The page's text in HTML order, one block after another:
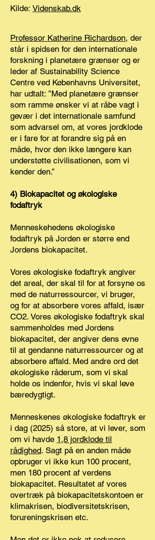
Kilde: Videnskab.dk
Professor Katherine Richardson, der
står i spidsen for den internationale
forskning i planetære grænser og er
leder af Sustainability Science
Centre ved Københavns Universitet,
har udtalt: ”Med planetære grænser
som ramme ønsker vi at råbe vagt i
gevær i det internationale samfund
som advarsel om, at vores jordklode
er i fare for at forandre sig på en
måde, hvor den ikke længere kan
understøtte civilisationen, som vi
kender den.”
4) Biokapacitet og økologiske
fodaftryk
Menneskehedens økologiske
fodaftryk på Jorden er større end
Jordens biokapacitet.
Vores økologiske fodaftryk angiver
det areal, der skal til for at forsyne os
med de naturressourcer, vi bruger,
og for at absorbere vores affald, især
CO2. Vores økologiske fodaftryk skal
sammenholdes med Jordens
biokapacitet, der angiver dens evne
til at gendanne naturressourcer og at
absorbere affald. Med andre ord det
økologiske råderum, som vi skal
holde os indenfor, hvis vi skal leve
bæredygtigt.
Menneskenes økologiske fodaftryk er
i dag (2025) så store, at vi lever, som
om vi havde 1,8 jordklode til
rådighed. Sagt på en anden måde
opbruger vi ikke kun 100 procent,
men 180 procent af verdens
biokapacitet. Resultatet af vores
overtræk på biokapacitetskontoen er
klimakrisen, biodiversitetskrisen,
forureningskrisen etc.